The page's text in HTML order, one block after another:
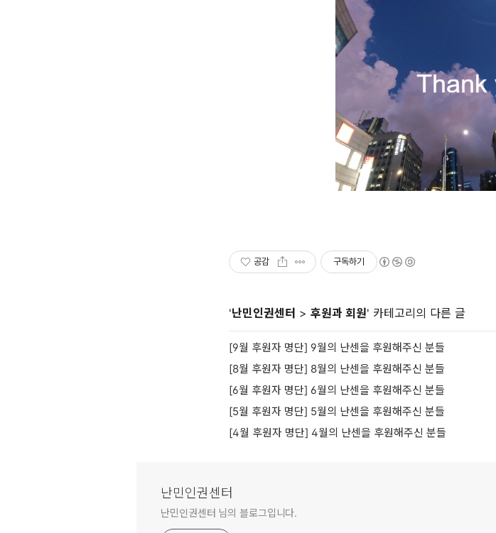
공감 구독하기
'난민인권센터 > 후원과 회원' 카테고리의 다른 글
[9월 후원자 명단] 9월의 난센을 후원해주신 분들
[8월 후원자 명단] 8월의 난센을 후원해주신 분들
[6월 후원자 명단] 6월의 난센을 후원해주신 분들
[5월 후원자 명단] 5월의 난센을 후원해주신 분들
[4월 후원자 명단] 4월의 난센을 후원해주신 분들
난민인권센터
난민인권센터 님의 블로그입니다.